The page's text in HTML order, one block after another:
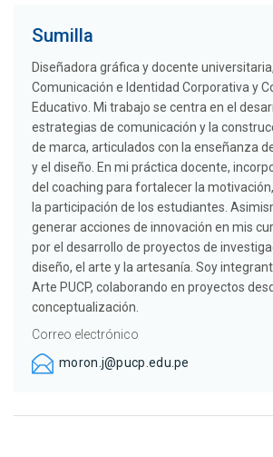
Sumilla
Diseñadora gráfica y docente
Comunicación e Identidad Corporativa y
Educativo. Mi trabajo se centra en el
estrategias de comunicación y la
de marca, articulados con la enseñanza
y el diseño. En mi práctica docente,
del coaching para fortalecer la
la participación de los estudiantes.
generar acciones de innovación en mis
por el desarrollo de proyectos de
diseño, el arte y la artesanía. Soy
Arte PUCP, colaborando en proyectos
conceptualización.
Correo electrónico
moron.j@pucp.edu.pe